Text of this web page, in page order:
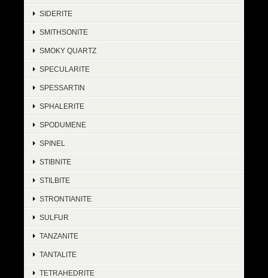
SIDERITE
SMITHSONITE
SMOKY QUARTZ
SPECULARITE
SPESSARTIN
SPHALERITE
SPODUMENE
SPINEL
STIBNITE
STILBITE
STRONTIANITE
SULFUR
TANZANITE
TANTALITE
TETRAHEDRITE